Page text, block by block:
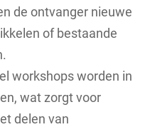
de ontvanger nieuwe
of bestaande
workshops worden in
wat zorgt voor
delen van